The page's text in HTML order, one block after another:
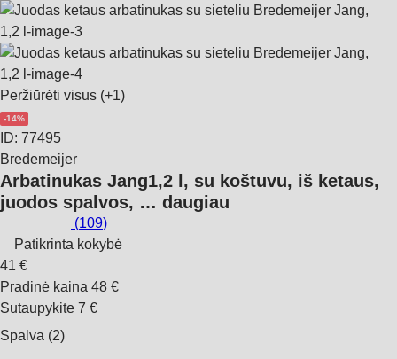
Peržiūrėti visus (+1)
-14%
ID: 77495
Bredemeijer
Arbatinukas Jang1,2 l, su koštuvu, iš ketaus,
juodos spalvos, … daugiau
(109)
Patikrinta kokybė
41 €
Pradinė kaina 48 €
Sutaupykite 7 €
Spalva (2)